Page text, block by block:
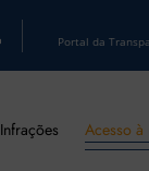
Portal da
Infrações Acesso